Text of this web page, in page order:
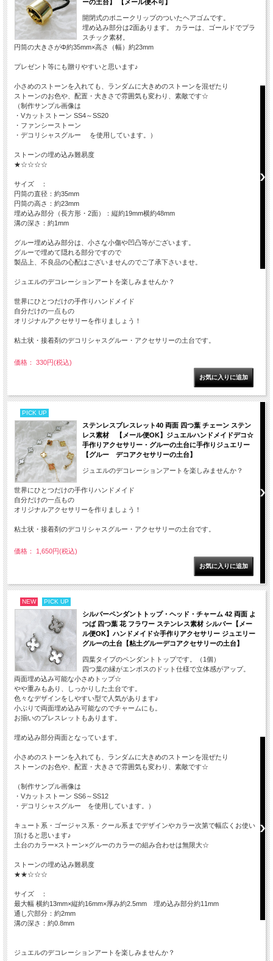
ーの土台】 【メール便不可】
開閉式のポニークリップのついたヘアゴムです。
埋め込み部分は2面あります。 カラーは、ゴールドでプラ
スチック素材。
円筒の大きさがΦ約35mm×高さ（幅）約23mm
プレゼント等にも贈りやすいと思います♪
小さめのストーンを入れても、ランダムに大きめのストーンを混ぜたり
ストーンのお色や、配置・大きさで雰囲気も変わり、素敵です☆
（制作サンプル画像は
・Vカットストーン SS4～SS20
・ファンシーストーン
・デコリシャスグルー を使用しています。）
ストーンの埋め込み難易度
★☆☆☆☆
サイズ ：
円筒の直径：約35mm
円筒の高さ：約23mm
埋め込み部分（長方形・2面）：縦約19mm横約48mm
溝の深さ：約1mm
グルー埋め込み部分は、小さな小傷や凹凸等がございます。
グルーで埋めて隠れる部分ですので
製品上、不良品の心配はございませんのでご了承下さいませ。
ジュエルのデコレーションアートを楽しみませんか？
世界にひとつだけの手作りハンドメイド
自分だけの一点もの
オリジナルアクセサリーを作りましょう！
粘土状・接着剤のデコリシャスグルー・アクセサリーの土台です。
価格： 330円(税込)
PICK UP
ステンレスブレスレット40 両面 四つ葉 チェーン ステン
レス素材 【メール便OK】ジュエルハンドメイドデコ☆
手作りアクセサリー・グルーの土台に手作りジュエリー
【グルー デコアクセサリーの土台】
ジュエルのデコレーションアートを楽しみませんか？
世界にひとつだけの手作りハンドメイド
自分だけの一点もの
オリジナルアクセサリーを作りましょう！
粘土状・接着剤のデコリシャスグルー・アクセサリーの土台です。
価格： 1,650円(税込)
NEW PICK UP
シルバーペンダントトップ・ヘッド・チャーム 42 両面 よ
つば 四つ葉 花 フラワー ステンレス素材 シルバー【メー
ル便OK】ハンドメイド☆手作りアクセサリー ジュエリー
グルーの土台【粘土グルーデコアクセサリーの土台】
四葉タイプのペンダントトップです。（1個）
四つ葉の縁がエンボスのドット仕様で立体感がアップ。
両面埋め込み可能な小さめトップ☆
やや重みもあり、しっかりした土台です。
色々なデザインをしやすい型で人気があります♪
小ぶりで両面埋め込み可能なのでチャームにも。
お揃いのブレスレットもあります。
埋め込み部分両面となっています。
小さめのストーンを入れても、ランダムに大きめのストーンを混ぜたり
ストーンのお色や、配置・大きさで雰囲気も変わり、素敵です☆
（制作サンプル画像は
・Vカットストーン SS6～SS12
・デコリシャスグルー を使用しています。）
キュート系・ゴージャス系・クール系までデザインやカラー次第で幅広くお使い
頂けると思います♪
土台のカラー×ストーン×グルーのカラーの組み合わせは無限大☆
ストーンの埋め込み難易度
★★☆☆☆
サイズ ：
最大幅 横約13mm×縦約16mm×厚み約2.5mm 埋め込み部分約11mm
通し穴部分：約2mm
溝の深さ：約0.8mm
ジュエルのデコレーションアートを楽しみませんか？